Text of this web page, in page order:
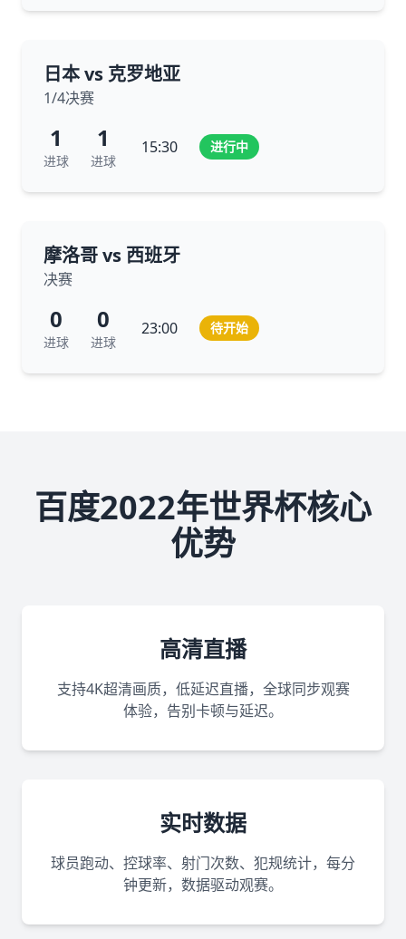
日本 vs 克罗地亚
1/4决赛
1
进球
1
进球
15:30 进行中
摩洛哥 vs 西班牙
决赛
0
进球
0
进球
23:00 待开始
百度2022年世界杯核心
优势
高清直播
支持4K超清画质，低延迟直播，全球同步观赛
体验，告别卡顿与延迟。
实时数据
球员跑动、控球率、射门次数、犯规统计，每分
钟更新，数据驱动观赛。